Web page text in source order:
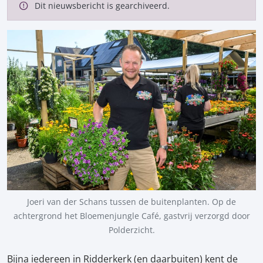
Dit nieuwsbericht is gearchiveerd.
Joeri van der Schans tussen de buitenplanten. Op de
achtergrond het Bloemenjungle Café, gastvrij verzorgd door
Polderzicht.
Bijna iedereen in Ridderkerk (en daarbuiten) kent de